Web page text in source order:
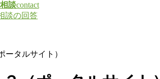
談contact
談の回答
タルサイト）